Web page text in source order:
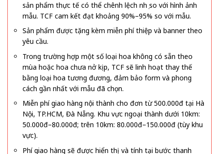
sản phẩm thực tế có thể chênh lệch nhẹ so với hình ảnh
mẫu. TCF cam kết đạt khoảng 90%–95% so với mẫu.
Sản phẩm được tặng kèm miễn phí thiệp và banner theo
yêu cầu.
Trong trường hợp một số loại hoa không có sẵn theo
mùa hoặc hoa chưa nở kịp, TCF sẽ linh hoạt thay thế
bằng loại hoa tương đương, đảm bảo form và phong
cách gần nhất với mẫu đã chọn.
Miễn phí giao hàng nội thành cho đơn từ 500.000đ tại Hà
Nội, TP.HCM, Đà Nẵng. Khu vực ngoại thành dưới 10km:
50.000đ–80.000đ; trên 10km: 80.000đ–150.000đ (tùy khu
vực).
Phí giao hàng sẽ được hiển thị và tính tại bước thanh